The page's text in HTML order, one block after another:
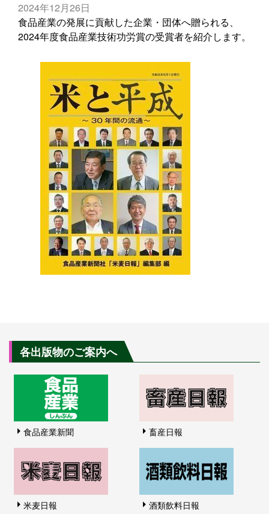
2024年12月26日
食品産業の発展に貢献した企業・団体へ贈られる、
2024年度食品産業技術功労賞の受賞者を紹介します。
各出版物のご案内へ
食品産業新聞 畜産日報
米麦日報 酒類飲料日報